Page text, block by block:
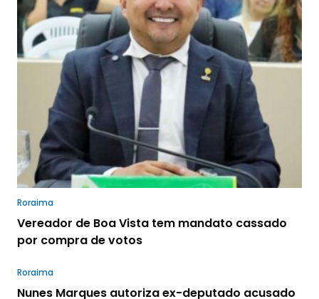
Roraima
Vereador de Boa Vista tem mandato cassado
por compra de votos
Roraima
Nunes Marques autoriza ex-deputado acusado